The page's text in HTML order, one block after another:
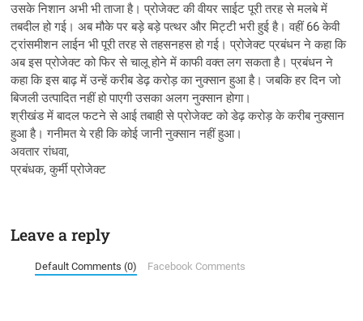
उसके निशान अभी भी ताजा है। प्रोजेक्ट की वीयर साईट पूरी तरह से मलबे में
तबदील हो गई। अब मौके पर बड़े बड़े पत्थर और मिट्टी भरी हुई है। वहीं 66 केवी
ट्रांसमीशन लाईन भी पूरी तरह से तहसनहस हो गई। प्रोजेक्ट प्रबंधन ने कहा कि
अब इस प्रोजेक्ट को फिर से चालू होने में काफी वक्त लग सकता है। प्रबंधन ने
कहा कि इस बाढ़ में उन्हें करीब डेढ़ करोड़ का नुक्सान हुआ है। जबकि हर दिन जो
बिजली उत्पादित नहीं हो पाएगी उसका अलग नुक्सान होगा।
श्रीखंड में बादल फटने से आई तबाही से प्रोजेक्ट को डेढ़ करोड़ के करीब नुक्सान
हुआ है। गनीमत ये रही कि कोई जानी नुक्सान नहीं हुआ।
अवतार रांधवा,
प्रबंधक, कुर्मी प्रोजेक्ट
Leave a reply
Default Comments (0) Facebook Comments